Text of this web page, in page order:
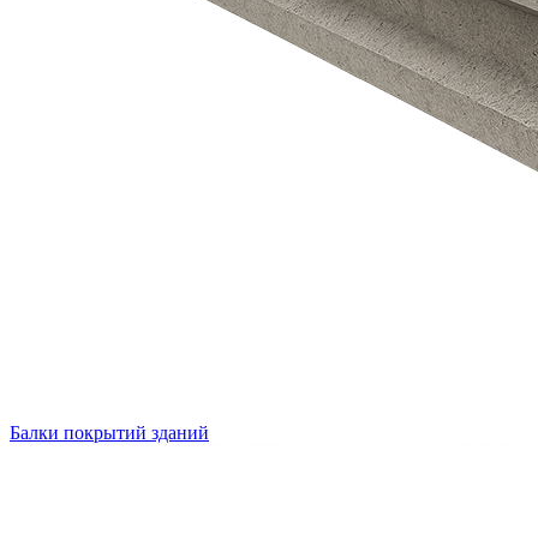
Балки покрытий зданий